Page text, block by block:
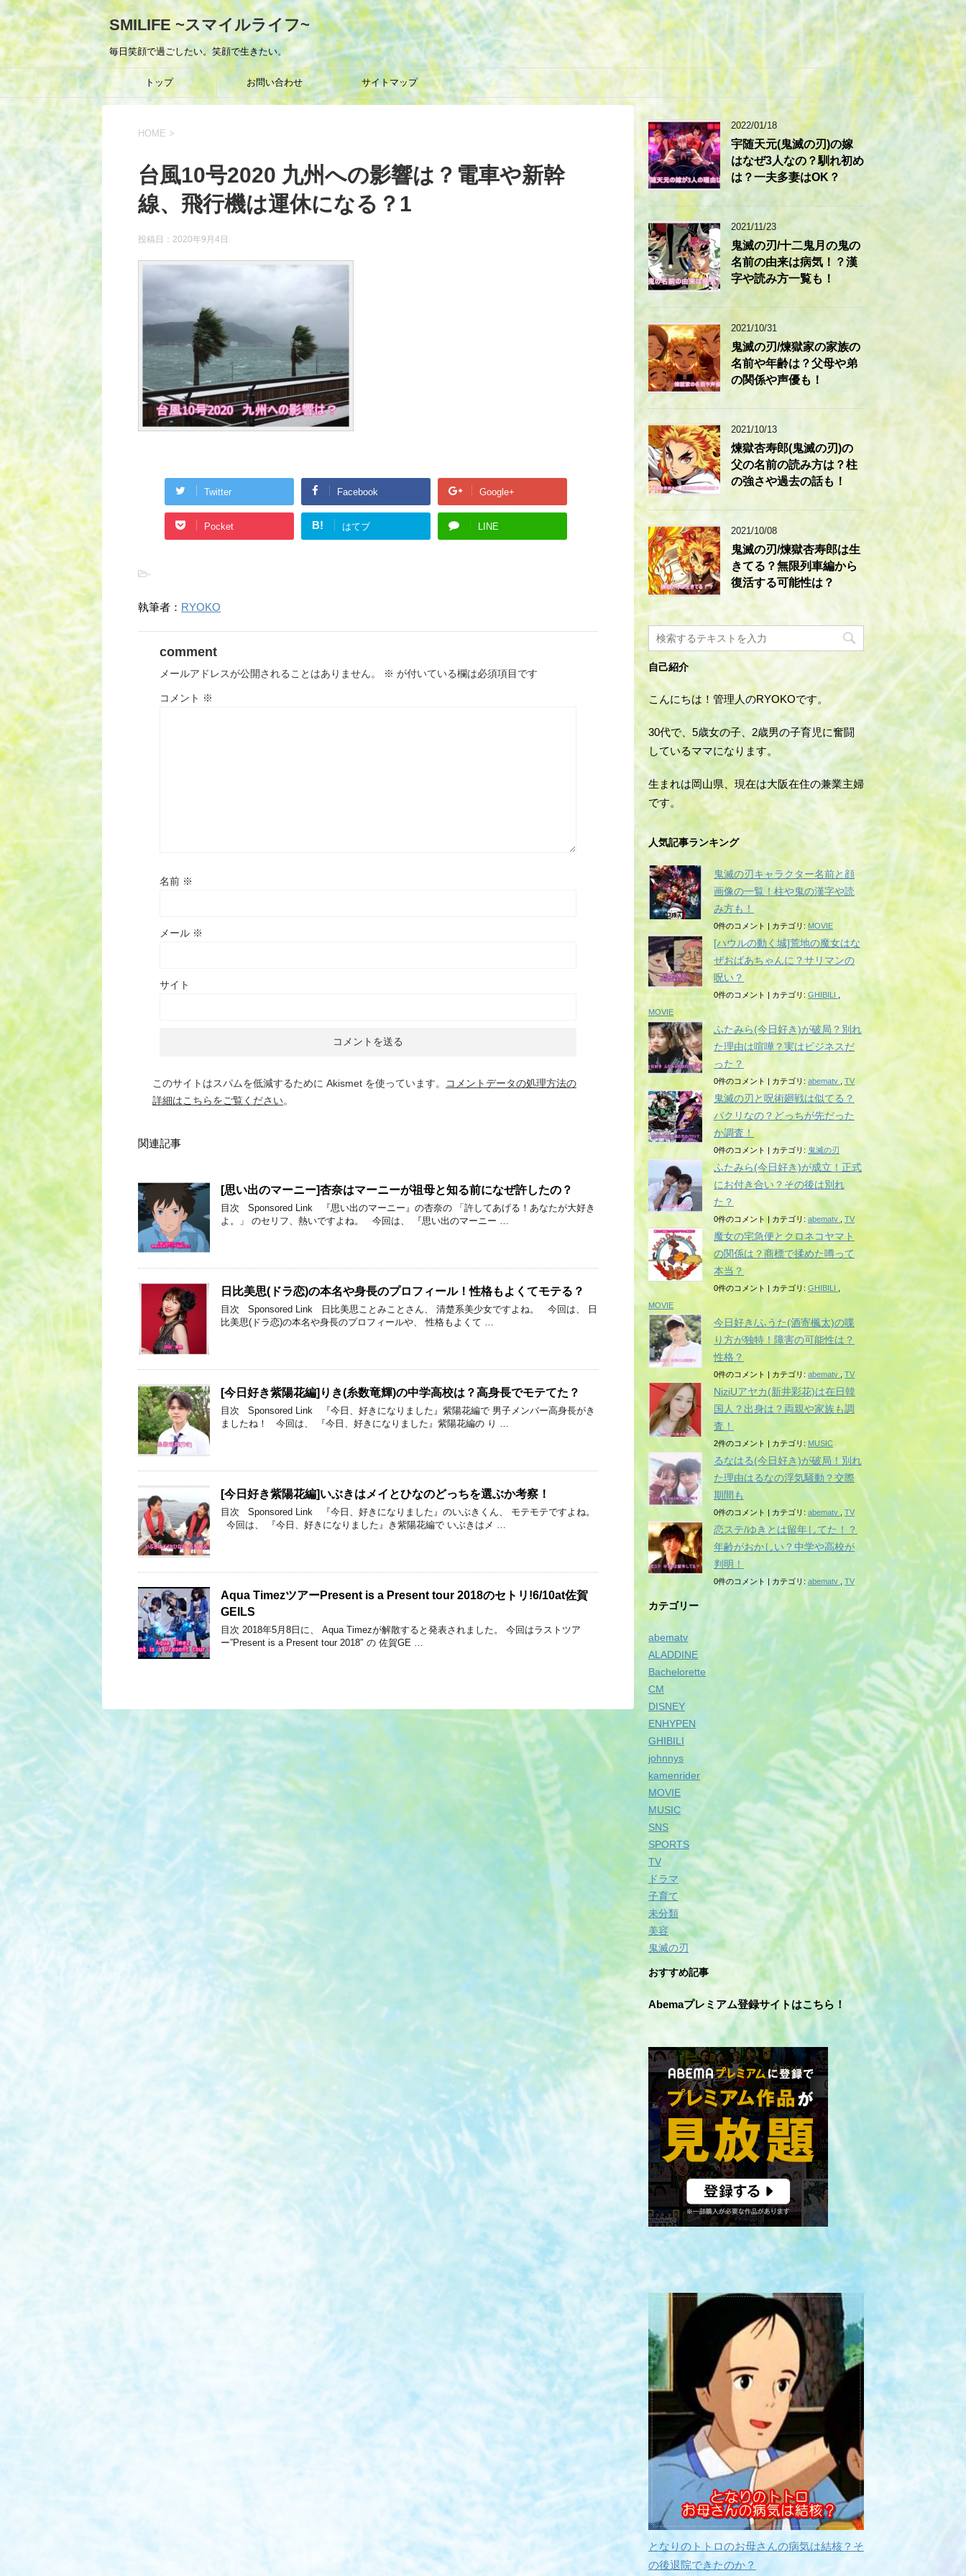
SMILIFE ~スマイルライフ~
毎日笑顔で過ごしたい。笑顔で生きたい。
トップ お問い合わせ サイトマップ
HOME >
台風10号2020 九州への影響は？電車や新幹
線、飛行機は運休になる？1
投稿日： 2020年9月4日
Twitter Facebook Google+
Pocket B! はてブ LINE
-
執筆者： RYOKO
comment
メールアドレスが公開されることはありません。 ※ が付いている欄は必須項目です
コメント ※
名前 ※
メール ※
サイト
このサイトはスパムを低減するために Akismet を使っています。
コメントデータの処理方法の
詳細はこちらをご覧ください。
関連記事
[思い出のマーニー]杏奈はマーニーが祖母と知る前になぜ許したの？
目次 Sponsored Link 『思い出のマーニー』の杏奈の 「許してあげる！あなたが大好き
よ。」 のセリフ、熱いですよね。 今回は、 『思い出のマーニー …
日比美思(ドラ恋)の本名や身長のプロフィール！性格もよくてモテる？
目次 Sponsored Link 日比美思ことみことさん、 清楚系美少女ですよね。 今回は、 日
比美思(ドラ恋)の本名や身長のプロフィールや、 性格もよくて …
[今日好き紫陽花編]りき(糸数竜輝)の中学高校は？高身長でモテてた？
目次 Sponsored Link 『今日、好きになりました』紫陽花編で 男子メンバー高身長がき
ましたね！ 今回は、 『今日、好きになりました』紫陽花編の り …
[今日好き紫陽花編]いぶきはメイとひなのどっちを選ぶか考察！
目次 Sponsored Link 『今日、好きになりました』のいぶきくん、 モテモテですよね。
今回は、 『今日、好きになりました』き紫陽花編で いぶきはメ …
Aqua TimezツアーPresent is a Present tour 2018のセトリ!6/10at佐賀
GEILS
目次 2018年5月8日に、 Aqua Timezが解散すると発表されました。 今回はラストツア
ー”Present is a Present tour 2018″ の 佐賀GE …
2022/01/18
宇随天元(鬼滅の刃)の嫁
はなぜ3人なの？馴れ初め
は？一夫多妻はOK？
2021/11/23
鬼滅の刃/十二鬼月の鬼の
名前の由来は病気！？漢
字や読み方一覧も！
2021/10/31
鬼滅の刃/煉獄家の家族の
名前や年齢は？父母や弟
の関係や声優も！
2021/10/13
煉獄杏寿郎(鬼滅の刃)の
父の名前の読み方は？柱
の強さや過去の話も！
2021/10/08
鬼滅の刃/煉獄杏寿郎は生
きてる？無限列車編から
復活する可能性は？
自己紹介
こんにちは！管理人のRYOKOです。
30代で、5歳女の子、2歳男の子育児に奮闘
しているママになります。
生まれは岡山県、現在は大阪在住の兼業主婦
です。
人気記事ランキング
鬼滅の刃キャラクター名前と顔
画像の一覧！柱や鬼の漢字や読
み方も！
0件のコメント |カテゴリ: MOVIE
[ハウルの動く城]荒地の魔女はな
ぜおばあちゃんに？サリマンの
呪い？
0件のコメント| カテゴリ:GHIBILI
MOVIE
ふたみら(今日好き)が破局？別れ
た理由は喧嘩？実はビジネスだ
った？
0件のコメント | カテゴリ: abematv TV
鬼滅の刃と呪術廻戦は似てる？
パクリなの？どっちが先だった
か調査！
0件のコメント | カテゴリ: 鬼滅の刃
ふたみら(今日好き)が成立！正式
にお付き合い？その後は別れ
た？
0件のコメント | カテゴリ: abematv TV
魔女の宅急便とクロネコヤマト
の関係は？商標で揉めた噂って
本当？
0件のコメント | カテゴリ: GHIBILI
MOVIE
今日好き/ふうた(酒寄楓太)の喋
り方が独特！障害の可能性は？
性格？
0件のコメント | カテゴリ:abematv TV
NiziUアヤカ(新井彩花)は在日韓
国人？出身は？両親や家族も調
査！
2件のコメント | カテゴリ: MUSIC
るなはる(今日好き)が破局！別れ
た理由はるなの浮気騒動？交際
期間も
0件のコメント | カテゴリ: abematv TV
恋ステ/ゆきとは留年してた！？
年齢がおかしい？中学や高校が
判明！
0件のコメント | カテゴリ: abematv TV
カテゴリー
abematv
ALADDINE
Bachelorette
CM
DISNEY
ENHYPEN
GHIBILI
johnnys
kamenrider
MOVIE
MUSIC
SNS
SPORTS
TV
ドラマ
子育て
未分類
美容
鬼滅の刃
おすすめ記事
Abemaプレミアム登録サイトはこちら！
となりのトトロのお母さんの病気は結核？そ
の後退院できたのか？